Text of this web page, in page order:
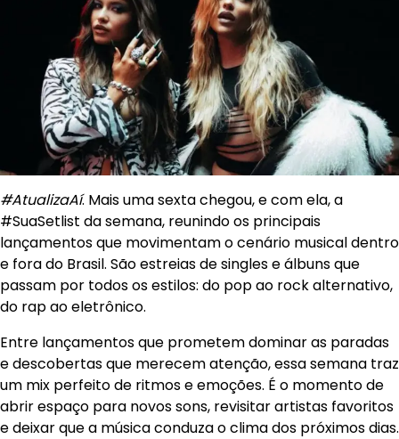
#AtualizaAí. Mais uma sexta chegou, e com ela, a
#SuaSetlist da semana, reunindo os principais
lançamentos que movimentam o cenário musical dentro
e fora do Brasil. São estreias de singles e álbuns que
passam por todos os estilos: do pop ao rock alternativo,
do rap ao eletrônico.
Entre lançamentos que prometem dominar as paradas
e descobertas que merecem atenção, essa semana traz
um mix perfeito de ritmos e emoções. É o momento de
abrir espaço para novos sons, revisitar artistas favoritos
e deixar que a música conduza o clima dos próximos dias.